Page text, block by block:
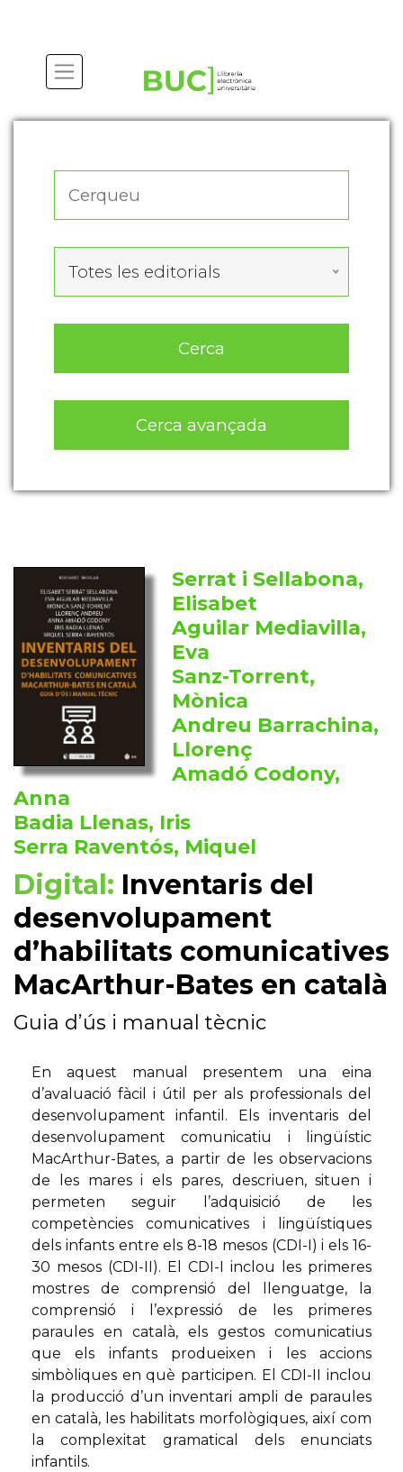
Totes les editorials
Cerca
Cerca avançada
Serrat i Sellabona,
Elisabet
Aguilar Mediavilla,
Eva
Sanz-Torrent,
Mònica
Andreu Barrachina,
Llorenç
Amadó Codony,
Anna
Badia Llenas, Iris
Serra Raventós, Miquel
Digital: Inventaris del
desenvolupament
d’habilitats comunicatives
MacArthur-Bates en català
Guia d’ús i manual tècnic
En aquest manual presentem una eina
d’avaluació fàcil i útil per als professionals del
desenvolupament infantil. Els inventaris del
desenvolupament comunicatiu i lingüístic
MacArthur-Bates, a partir de les observacions
de les mares i els pares, descriuen, situen i
permeten seguir l’adquisició de les
competències comunicatives i lingüístiques
dels infants entre els 8-18 mesos (CDI-I) i els 16-
30 mesos (CDI-II). El CDI-I inclou les primeres
mostres de comprensió del llenguatge, la
comprensió i l’expressió de les primeres
paraules en català, els gestos comunicatius
que els infants produeixen i les accions
simbòliques en què participen. El CDI-II inclou
la producció d’un inventari ampli de paraules
en català, les habilitats morfològiques, així com
la complexitat gramatical dels enunciats
infantils.